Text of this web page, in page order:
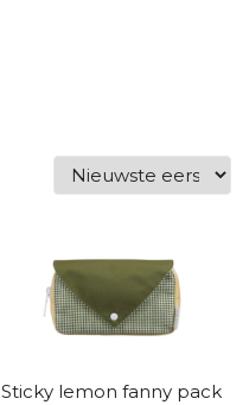
Sticky lemon fanny pack